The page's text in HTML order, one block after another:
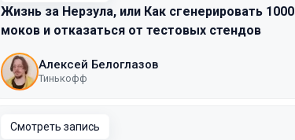
Жизнь за Нерзула, или Как сгенерировать 1000
моков и отказаться от тестовых стендов
Алексей Белоглазов
Тинькофф
Смотреть запись